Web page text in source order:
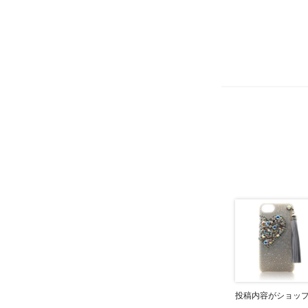
投稿内容がショッ